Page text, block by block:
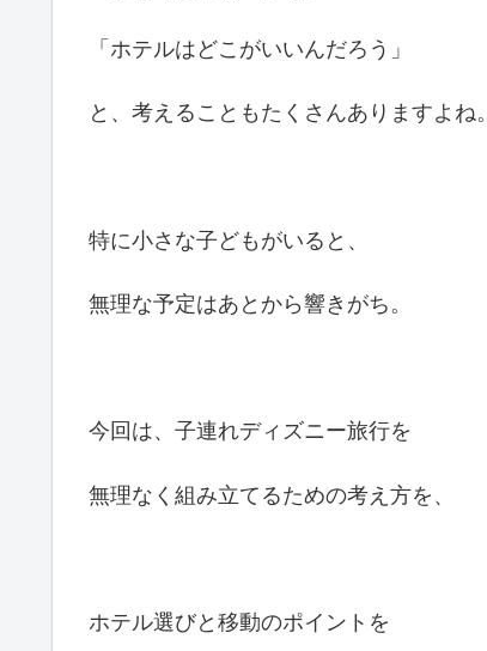
「ホテルはどこがいいんだろう」
と、考えることもたくさんありますよね。
特に小さな子どもがいると、
無理な予定はあとから響きがち。
今回は、子連れディズニー旅行を
無理なく組み立てるための考え方を、
ホテル選びと移動のポイントを